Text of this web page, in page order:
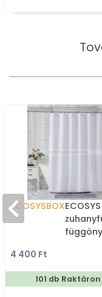
ECOSYSBOX
4 400 Ft
101 db Raktáron